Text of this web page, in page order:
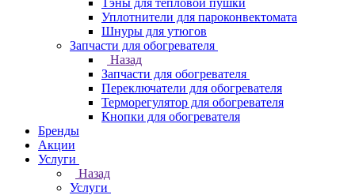
Тэны для тепловой пушки
Уплотнители для пароконвектомата
Шнуры для утюгов
Запчасти для обогревателя
Назад
Запчасти для обогревателя
Переключатели для обогревателя
Терморегулятор для обогревателя
Кнопки для обогревателя
Бренды
Акции
Услуги
Назад
Услуги